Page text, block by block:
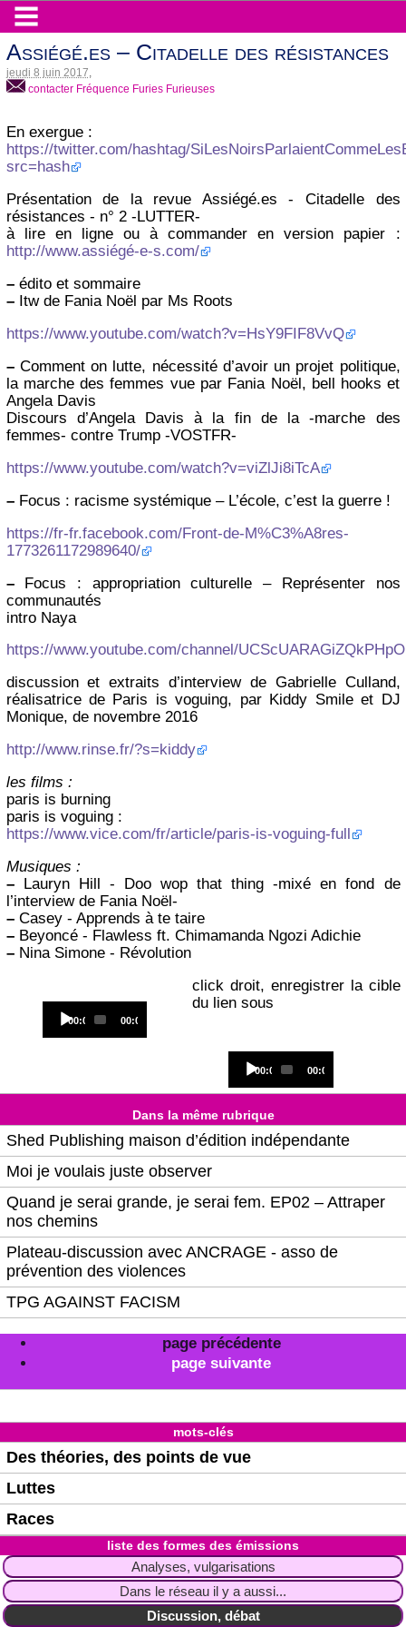
Assiégé.es – Citadelle des résistances
jeudi 8 juin 2017
contacter Fréquence Furies Furieuses
En exergue :
https://twitter.com/hashtag/
src=hash
Présentation de la revue Assiégé.es - Citadelle des
résistances - n° 2 -LUTTER-
à lire en ligne ou à commander en version papier :
http://www.assiégé-e-s.com/
–édito et sommaire
–Itw de Fania Noël par Ms Roots
https://www.youtube.com/watch?v=HsY9FIF8VvQ
–Comment on lutte, nécessité d’avoir un projet politique,
la marche des femmes vue par Fania Noël, bell hooks et
Angela Davis
Discours d’Angela Davis à la fin de la -marche des
femmes- contre Trump -VOSTFR-
https://www.youtube.com/watch?v=viZlJi8iTcA
–Focus : racisme systémique – L’école, c’est la guerre !
https://fr-fr.facebook.com/Front-de-M%C3%A8res-
1773261172989640/
–Focus : appropriation culturelle – Représenter nos
communautés
intro Naya
https://www.youtube.com/channel/
discussion et extraits d’interview de Gabrielle Culland,
réalisatrice de Paris is voguing, par Kiddy Smile et DJ
Monique, de novembre 2016
http://www.rinse.fr/?s=kiddy
les films :
paris is burning
paris is voguing :
https://www.vice.com/fr/article/paris-is-voguing-full
Musiques :
–Lauryn Hill - Doo wop that thing -mixé en fond de
l’interview de Fania Noël-
–Casey - Apprends à te taire
–Beyoncé - Flawless ft. Chimamanda Ngozi Adichie
–Nina Simone - Révolution
Player
Current
00:00
Total
00:00
click droit, enregistrer la cible
du lien sous
Player
Current
00:00
Total
00:00
Dans la même rubrique
Shed Publishing maison d’édition indépendante
Moi je voulais juste observer
Quand je serai grande, je serai fem. EP02 – Attraper
nos chemins
Plateau-discussion avec ANCRAGE - asso de
prévention des violences
TPG AGAINST FACISM
page précédente
page suivante
mots-clés
Des théories, des points de vue
Luttes
Races
liste des formes des émissions
Analyses, vulgarisations
Dans le réseau il y a aussi...
Discussion, débat